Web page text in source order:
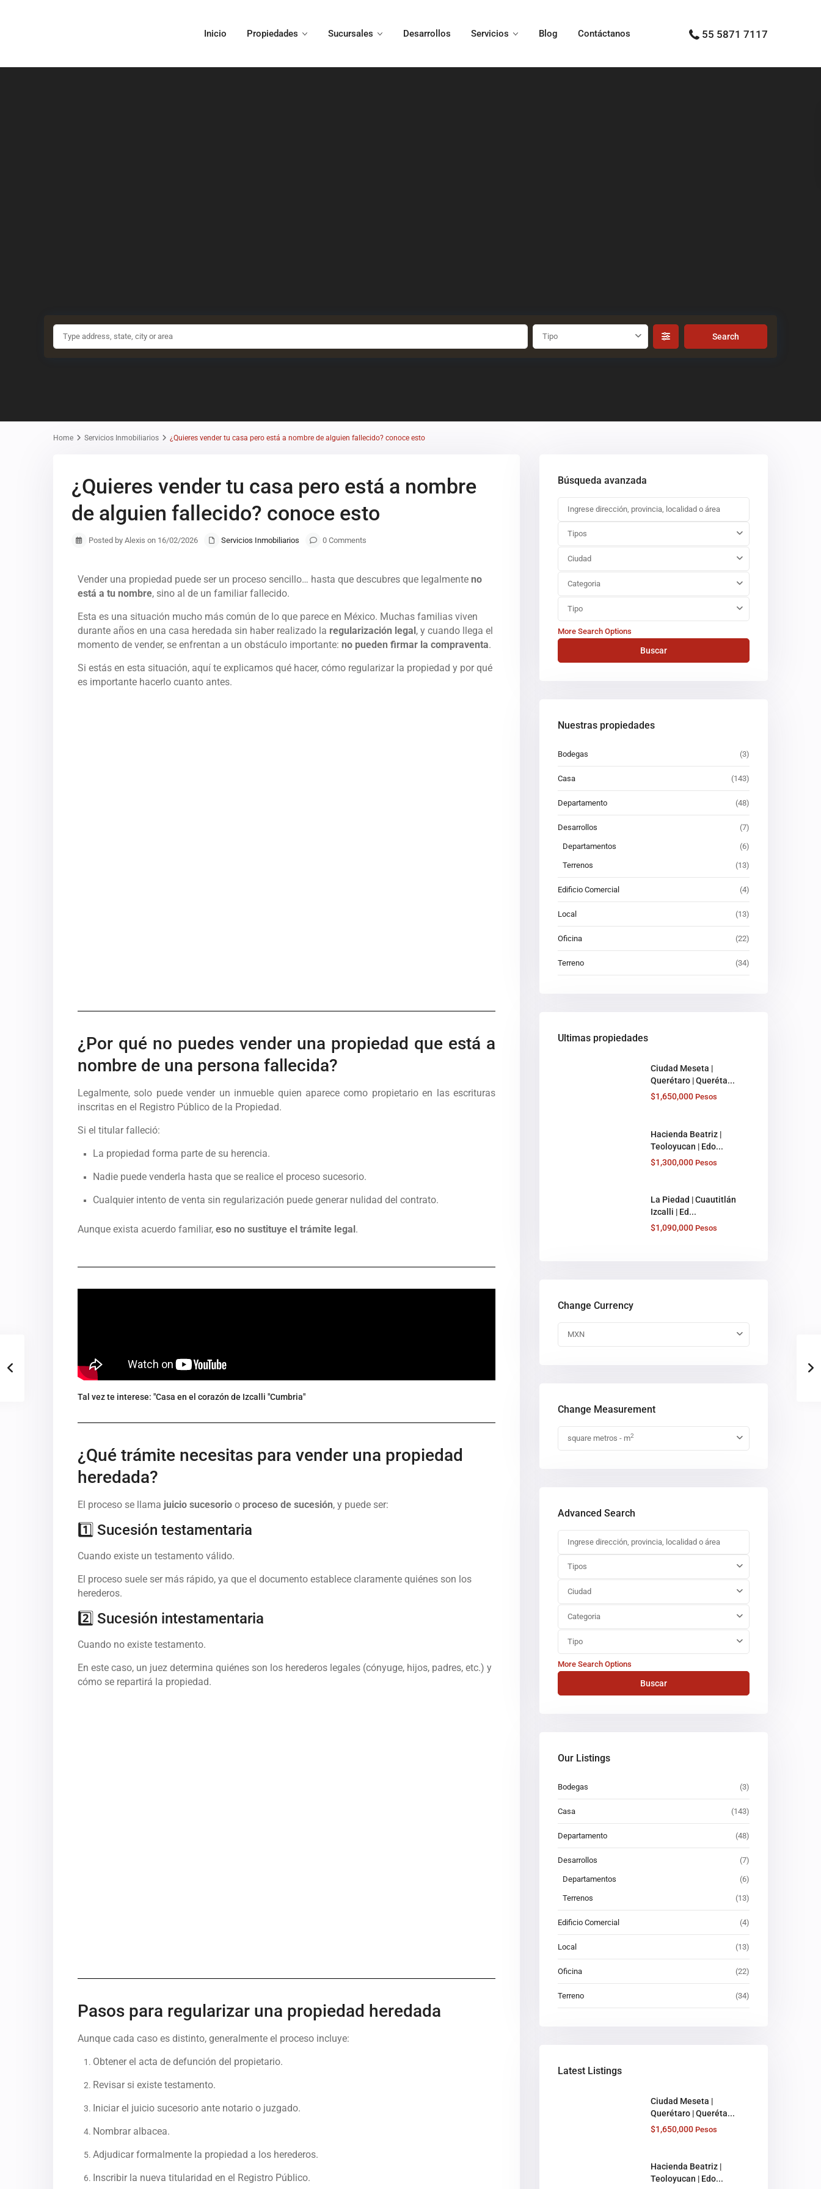
Inicio Propiedades Sucursales Desarrollos Servicios Blog Contáctanos 55 5871 7117
Tipo
Home Servicios Inmobiliarios ¿Quieres vender tu casa pero está a nombre de alguien fallecido? conoce esto
¿Quieres vender tu casa pero está a nombre
de alguien fallecido? conoce esto
Posted by Alexis on 16/02/2026 Servicios Inmobiliarios 0 Comments
Vender una propiedad puede ser un proceso sencillo… hasta que descubres que legalmente no
está a tu nombre, sino al de un familiar fallecido.
Esta es una situación mucho más común de lo que parece en México. Muchas familias viven
durante años en una casa heredada sin haber realizado la regularización legal, y cuando llega el
momento de vender, se enfrentan a un obstáculo importante: no pueden firmar la compraventa.
Si estás en esta situación, aquí te explicamos qué hacer, cómo regularizar la propiedad y por qué
es importante hacerlo cuanto antes.
¿Por qué no puedes vender una propiedad que está a
nombre de una persona fallecida?
Legalmente, solo puede vender un inmueble quien aparece como propietario en las escrituras
inscritas en el Registro Público de la Propiedad.
Si el titular falleció:
La propiedad forma parte de su herencia.
Nadie puede venderla hasta que se realice el proceso sucesorio.
Cualquier intento de venta sin regularización puede generar nulidad del contrato.
Aunque exista acuerdo familiar, eso no sustituye el trámite legal.
Tal vez te interese: "Casa en el corazón de Izcalli "Cumbria"
¿Qué trámite necesitas para vender una propiedad
heredada?
El proceso se llama juicio sucesorio o proceso de sucesión, y puede ser:
1️⃣ Sucesión testamentaria
Cuando existe un testamento válido.
El proceso suele ser más rápido, ya que el documento establece claramente quiénes son los
herederos.
2️⃣ Sucesión intestamentaria
Cuando no existe testamento.
En este caso, un juez determina quiénes son los herederos legales (cónyuge, hijos, padres, etc.) y
cómo se repartirá la propiedad.
Pasos para regularizar una propiedad heredada
Aunque cada caso es distinto, generalmente el proceso incluye:
Obtener el acta de defunción del propietario.
Revisar si existe testamento.
Iniciar el juicio sucesorio ante notario o juzgado.
Nombrar albacea.
Adjudicar formalmente la propiedad a los herederos.
Inscribir la nueva titularidad en el Registro Público.
Búsqueda avanzada
Tipos
Ciudad
Categoria
Tipo
More Search Options
Buscar
Nuestras propiedades
Bodegas (3)
Casa (143)
Departamento (48)
Desarrollos (7)
Departamentos (6)
Terrenos (13)
Edificio Comercial (4)
Local (13)
Oficina (22)
Terreno (34)
Ultimas propiedades
Ciudad Meseta |
Querétaro | Queréta...
$1,650,000 Pesos
Hacienda Beatriz |
Teoloyucan | Edo...
$1,300,000 Pesos
La Piedad | Cuautitlán
Izcalli | Ed...
$1,090,000 Pesos
Change Currency
MXN
Change Measurement
square metros - m2
Advanced Search
Tipos
Ciudad
Categoria
Tipo
More Search Options
Buscar
Our Listings
Bodegas (3)
Casa (143)
Departamento (48)
Desarrollos (7)
Departamentos (6)
Terrenos (13)
Edificio Comercial (4)
Local (13)
Oficina (22)
Terreno (34)
Latest Listings
Ciudad Meseta |
Querétaro | Queréta...
$1,650,000 Pesos
Hacienda Beatriz |
Teoloyucan | Edo...